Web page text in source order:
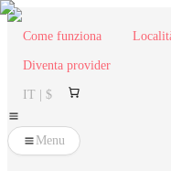
Come funziona
Diventa provider
IT | $
Menu